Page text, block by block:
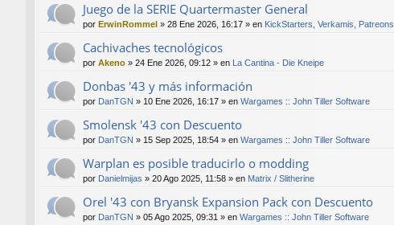
Juego de la SERIE Quartermaster General
por ErwinRommel » 28 Ene 2026, 16:17 » en KickStarters, Verkamis, Patreons
Cachivaches tecnológicos
por Akeno » 24 Ene 2026, 09:12 » en La Cantina - Die Kneipe
Donbas '43 y más información
por DanTGN » 10 Ene 2026, 16:17 » en Wargames :: John Tiller Software
Smolensk '43 con Descuento
por DanTGN » 15 Sep 2025, 18:54 » en Wargames :: John Tiller Software
Warplan es posible traducirlo o modding
por Danielmijas » 20 Ago 2025, 11:58 » en Matrix / Slitherine
Orel '43 con Bryansk Expansion Pack con Descuento
por DanTGN » 05 Ago 2025, 09:31 » en Wargames :: John Tiller Software